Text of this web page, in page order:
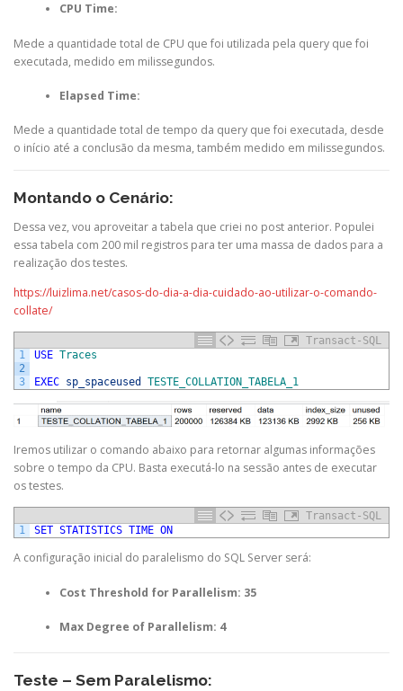
CPU Time:
Mede a quantidade total de CPU que foi utilizada pela query que foi
executada, medido em milissegundos.
Elapsed Time:
Mede a quantidade total de tempo da query que foi executada, desde
o início até a conclusão da mesma, também medido em milissegundos.
Montando o Cenário:
Dessa vez, vou aproveitar a tabela que criei no post anterior. Populei
essa tabela com 200 mil registros para ter uma massa de dados para a
realização dos testes.
https://luizlima.net/casos-do-dia-a-dia-cuidado-ao-utilizar-o-comando-
collate/
Transact-SQL
1
2
3
USE Traces
EXEC sp_spaceused TESTE_COLLATION_TABELA_1
Iremos utilizar o comando abaixo para retornar algumas informações
sobre o tempo da CPU. Basta executá-lo na sessão antes de executar
os testes.
Transact-SQL
1
SET STATISTICS TIME ON
A configuração inicial do paralelismo do SQL Server será:
Cost Threshold for Parallelism: 35
Max Degree of Parallelism: 4
Teste – Sem Paralelismo: